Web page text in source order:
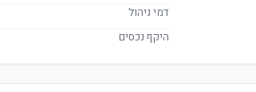
דמי ניהול
היקף נכסים